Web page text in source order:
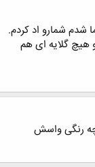
شمارو اد کردم.
هیچ گلایه ای هم
رنگی واسش